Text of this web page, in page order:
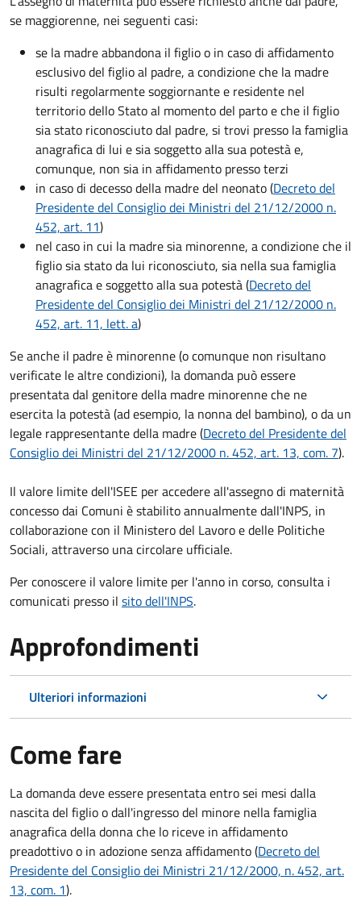
se maggiorenne, nei seguenti casi:
se la madre abbandona il figlio o in caso di affidamento
esclusivo del figlio al padre, a condizione che la madre
risulti regolarmente soggiornante e residente nel
territorio dello Stato al momento del parto e che il figlio
sia stato riconosciuto dal padre, si trovi presso la famiglia
anagrafica di lui e sia soggetto alla sua potestà e,
comunque, non sia in affidamento presso terzi
in caso di decesso della madre del neonato (Decreto del
Presidente del Consiglio dei Ministri del 21/12/2000 n.
452, art. 11)
nel caso in cui la madre sia minorenne, a condizione che il
figlio sia stato da lui riconosciuto, sia nella sua famiglia
anagrafica e soggetto alla sua potestà (Decreto del
Presidente del Consiglio dei Ministri del 21/12/2000 n.
452, art. 11, lett. a)
Se anche il padre è minorenne (o comunque non risultano
verificate le altre condizioni), la domanda può essere
presentata dal genitore della madre minorenne che ne
esercita la potestà (ad esempio, la nonna del bambino), o da un
legale rappresentante della madre (Decreto del Presidente del
Consiglio dei Ministri del 21/12/2000 n. 452, art. 13, com. 7).
Il valore limite dell'ISEE per accedere all'assegno di maternità
concesso dai Comuni è stabilito annualmente dall'INPS, in
collaborazione con il Ministero del Lavoro e delle Politiche
Sociali, attraverso una circolare ufficiale.
Per conoscere il valore limite per l'anno in corso, consulta i
comunicati presso il sito dell'INPS.
Approfondimenti
Ulteriori informazioni
Come fare
La domanda deve essere presentataentro sei mesi dalla
nascita del figlio o dall'ingresso del minore nella famiglia
anagrafica della donna che lo riceve in affidamento
preadottivo o in adozione senza affidamento (Decreto del
Presidente del Consiglio dei Ministri 21/12/2000, n. 452, art.
13, com. 1).